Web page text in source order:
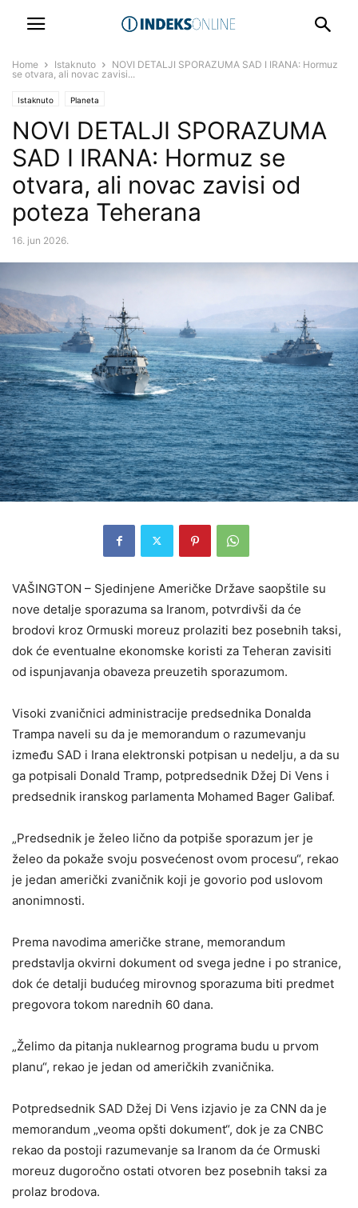
Home Istaknuto
NOVI DETALJI SPORAZUMA SAD I IRANA: Hormuz
se otvara, ali novac zavisi...
Istaknuto Planeta
NOVI DETALJI SPORAZUMA
SAD I IRANA: Hormuz se
otvara, ali novac zavisi od
poteza Teherana
16. jun 2026.
VAŠINGTON – Sjedinjene Američke Države saopštile su
nove detalje sporazuma sa Iranom, potvrdivši da će
brodovi kroz Ormuski moreuz prolaziti bez posebnih taksi,
dok će eventualne ekonomske koristi za Teheran zavisiti
od ispunjavanja obaveza preuzetih sporazumom.
Visoki zvaničnici administracije predsednika Donalda
Trampa naveli su da je memorandum o razumevanju
između SAD i Irana elektronski potpisan u nedelju, a da su
ga potpisali Donald Tramp, potpredsednik Džej Di Vens i
predsednik iranskog parlamenta Mohamed Bager Galibaf.
„Predsednik je želeo lično da potpiše sporazum jer je
želeo da pokaže svoju posvećenost ovom procesu“, rekao
je jedan američki zvaničnik koji je govorio pod uslovom
anonimnosti.
Prema navodima američke strane, memorandum
predstavlja okvirni dokument od svega jedne i po stranice,
dok će detalji budućeg mirovnog sporazuma biti predmet
pregovora tokom narednih 60 dana.
„Želimo da pitanja nuklearnog programa budu u prvom
planu“, rekao je jedan od američkih zvaničnika.
Potpredsednik SAD Džej Di Vens izjavio je za CNN da je
memorandum „veoma opšti dokument“, dok je za CNBC
rekao da postoji razumevanje sa Iranom da će Ormuski
moreuz dugoročno ostati otvoren bez posebnih taksi za
prolaz brodova.